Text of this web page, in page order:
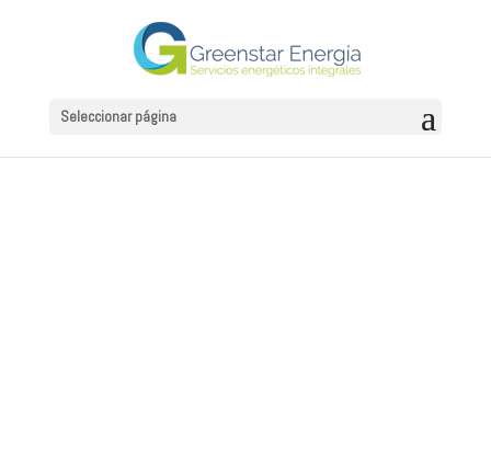
Seleccionar página